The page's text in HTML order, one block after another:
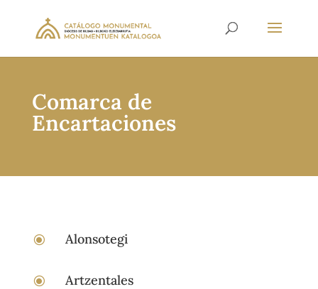
Comarca de
Encartaciones
\ Alonsotegi
\ Artzentales